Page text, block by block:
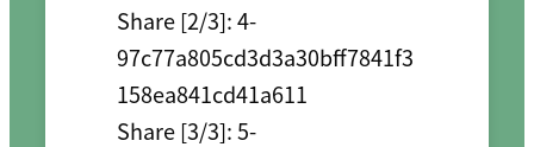
Share [2/3]: 4-
97c77a805cd3d3a30bff7841f3
158ea841cd41a611
Share [3/3]: 5-